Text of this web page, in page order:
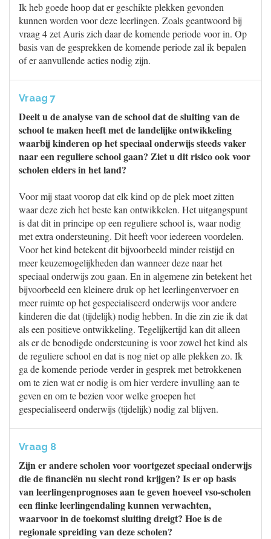
Ik heb goede hoop dat er geschikte plekken gevonden
kunnen worden voor deze leerlingen. Zoals geantwoord bij
vraag 4 zet Auris zich daar de komende periode voor in. Op
basis van de gesprekken de komende periode zal ik bepalen
of er aanvullende acties nodig zijn.
Vraag 7
Deelt u de analyse van de school dat de sluiting van de
school te maken heeft met de landelijke ontwikkeling
waarbij kinderen op het speciaal onderwijs steeds vaker
naar een reguliere school gaan? Ziet u dit risico ook voor
scholen elders in het land?
Voor mij staat voorop dat elk kind op de plek moet zitten
waar deze zich het beste kan ontwikkelen. Het uitgangspunt
is dat dit in principe op een reguliere school is, waar nodig
met extra ondersteuning. Dit heeft voor iedereen voordelen.
Voor het kind betekent dit bijvoorbeeld minder reistijd en
meer keuzemogelijkheden dan wanneer deze naar het
speciaal onderwijs zou gaan. En in algemene zin betekent het
bijvoorbeeld een kleinere druk op het leerlingenvervoer en
meer ruimte op het gespecialiseerd onderwijs voor andere
kinderen die dat (tijdelijk) nodig hebben. In die zin zie ik dat
als een positieve ontwikkeling. Tegelijkertijd kan dit alleen
als er de benodigde ondersteuning is voor zowel het kind als
de reguliere school en dat is nog niet op alle plekken zo. Ik
ga de komende periode verder in gesprek met betrokkenen
om te zien wat er nodig is om hier verdere invulling aan te
geven en om te bezien voor welke groepen het
gespecialiseerd onderwijs (tijdelijk) nodig zal blijven.
Vraag 8
Zijn er andere scholen voor voortgezet speciaal onderwijs
die de financiën nu slecht rond krijgen? Is er op basis
van leerlingenprognoses aan te geven hoeveel vso-scholen
een flinke leerlingendaling kunnen verwachten,
waarvoor in de toekomst sluiting dreigt? Hoe is de
regionale spreiding van deze scholen?